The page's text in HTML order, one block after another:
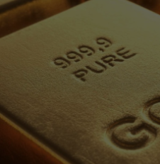
تواصل معنا
خدماتنا
عن ركن السبائك